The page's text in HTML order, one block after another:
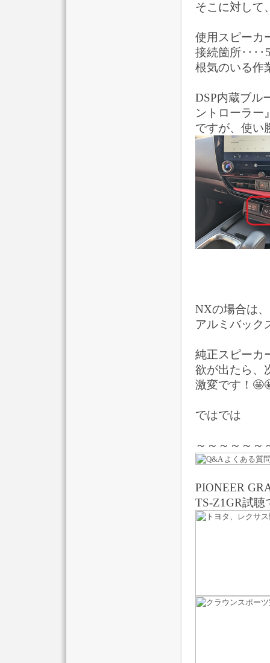
そこに対して
使用スピーカ
接続箇所････
根気のいる作
DSP内蔵ブル
ントローラー
ですが、使い
NXの場合は
アルミバック
純正スピーカ
欲が出たら、
激変です！
ではでは
～～～～～～
PIONEER
TS-Z1GR試聴